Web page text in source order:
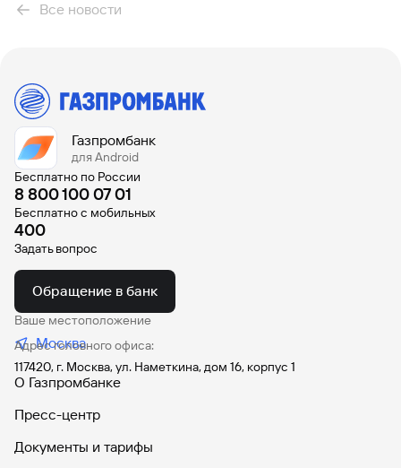
Все новости
Газпромбанк
для Android
Бесплатно по России
8 800 100 07 01
Бесплатно с мобильных
400
Задать вопрос
Обращение в банк
Ваше местоположение
Москва
Адрес головного офиса:
117420, г. Москва, ул. Наметкина, дом 16, корпус 1
О Газпромбанке
Пресс-центр
Документы и тарифы